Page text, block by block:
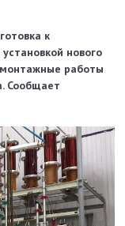
к
нового
работы
Сообщает